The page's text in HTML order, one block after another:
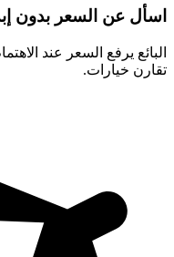
اسأل عن السعر بدون
البائع يرفع السعر عند
تقارن خيارات.